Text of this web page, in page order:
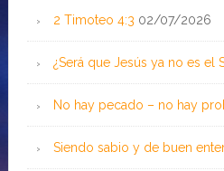
2 Timoteo 4:3 02/07/2026
¿Será que Jesús ya no es el
No hay pecado – no hay
Siendo sabio y de buen